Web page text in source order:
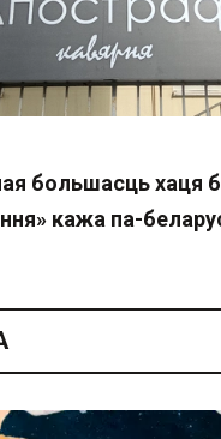
большасць хаця б
кажа па-